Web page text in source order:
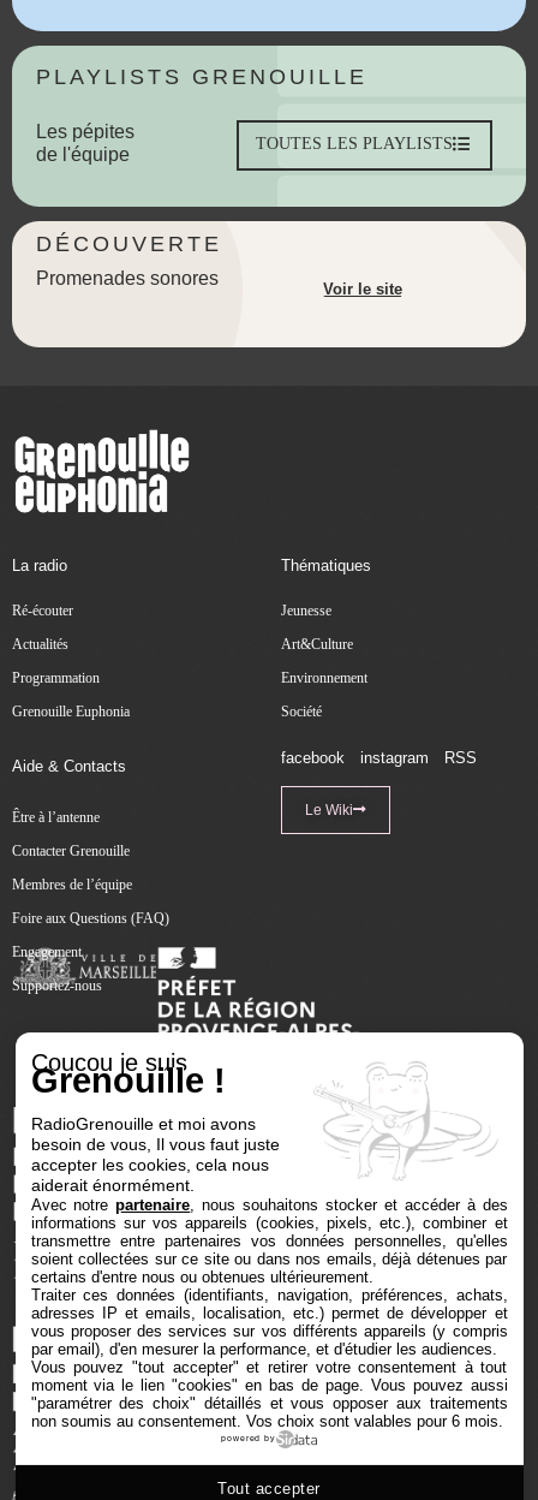
PLAYLISTS GRENOUILLE
Les pépites
de l'équipe
TOUTES LES PLAYLISTS
DÉCOUVERTE
Promenades sonores
Voir le site
La radio
Ré-écouter
Actualités
Programmation
Grenouille Euphonia
Thématiques
Jeunesse
Art&Culture
Environnement
Société
Aide & Contacts
Être à l’antenne
Contacter Grenouille
Membres de l’équipe
Foire aux Questions (FAQ)
Engagement
Supportez-nous
facebook instagram RSS
Le Wiki
Coucou je suis
Grenouille !
RadioGrenouille et moi avons
besoin de vous, Il vous faut juste
accepter les cookies, cela nous
aiderait énormément.
Avec notrepartenaire , nous souhaitons stocker et accéder à des
informations sur vos appareils (cookies, pixels, etc.), combiner et
transmettre entre partenaires vos données personnelles, qu'elles
soient collectées sur ce site ou dans nos emails, déjà détenues par
certains d'entre nous ou obtenues ultérieurement.
Traiter ces données (identifiants, navigation, préférences, achats,
adresses IP et emails, localisation, etc.) permet de développer et
vous proposer des services sur vos différents appareils (y compris
par email), d'en mesurer la performance, et d'étudier les audiences.
Vous pouvez "tout accepter" et retirer votre consentement à tout
moment via le lien "cookies" en bas de page. Vous pouvez aussi
"paramétrer des choix" détaillés et vous opposer aux traitements
non soumis au consentement. Vos choix sont valables pour 6 mois.
powered by
Tout accepter